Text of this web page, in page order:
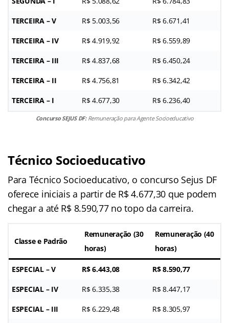
TERCEIRA – V R$ 5.003,56 R$ 6.671,41
TERCEIRA – IV R$ 4.919,92 R$ 6.559,89
TERCEIRA – III R$ 4.837,68 R$ 6.450,24
TERCEIRA – II R$ 4.756,81 R$ 6.342,42
TERCEIRA – I R$ 4.677,30 R$ 6.236,40
Concurso SEJUS DF:Remuneração para Agente Socioeducativo
Técnico Socioeducativo
Para Técnico Socioeducativo, o concurso Sejus DF
oferece iniciais a partir de R$ 4.677,30 que podem
chegar a até R$ 8.590,77 no topo da carreira.
Classe e Padrão
Remuneração (30
horas)
Remuneração (40
horas)
ESPECIAL – V R$ 6.443,08 R$ 8.590,77
ESPECIAL – IV R$ 6.335,38 R$ 8.447,17
ESPECIAL – III R$ 6.229,48 R$ 8.305,97